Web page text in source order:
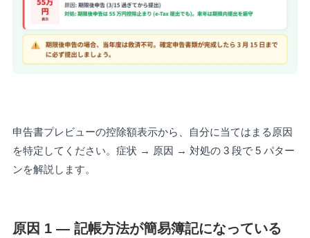
申告書プレビューの控除額表示から、自分に当てはまる原因
を特定してください。症状 → 原因 → 対処の 3 段で 5 パター
ンを解説します。
原因 1 — 記帳方法が簡易簿記になっている